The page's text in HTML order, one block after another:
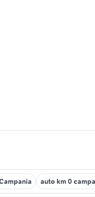
auto km 0